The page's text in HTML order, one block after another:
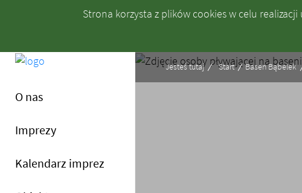
Strona korzysta z plików cookiesw celu realizacji
O nas
Imprezy
Kalendarz imprez
Jesteś tutaj Start Basen Bąbelek